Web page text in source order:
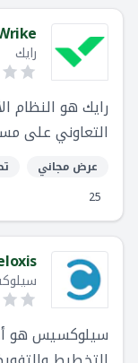
رايك
رايك هو النظام
التعاوني على
الشركات على
مكان وجود
الشركات إلى
منصة لضمان
داخل المؤسسة.
عرض مجاني
25
سيلوكسيس هو